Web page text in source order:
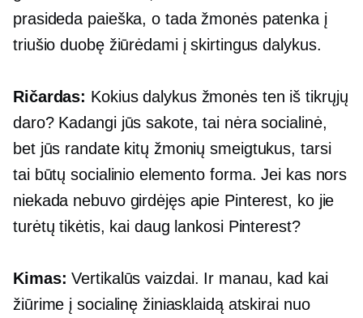
prasideda paieška, o tada žmonės patenka į
triušio duobę žiūrėdami į skirtingus dalykus.
Ričardas: Kokius dalykus žmonės ten iš tikrųjų
daro? Kadangi jūs sakote, tai nėra socialinė,
bet jūs randate kitų žmonių smeigtukus, tarsi
tai būtų socialinio elemento forma. Jei kas nors
niekada nebuvo girdėjęs apie Pinterest, ko jie
turėtų tikėtis, kai daug lankosi Pinterest?
Kimas: Vertikalūs vaizdai. Ir manau, kad kai
žiūrime į socialinę žiniasklaidą atskirai nuo